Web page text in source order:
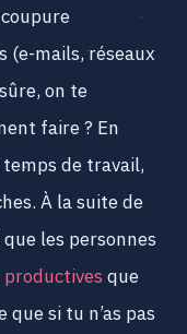
(e-mails, réseaux
on te
faire ? En
de travail,
À la suite de
les personnes
que
si tu n’as pas